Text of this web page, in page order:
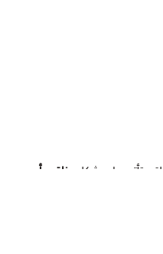
تأتي على شكل
عناقيد أو